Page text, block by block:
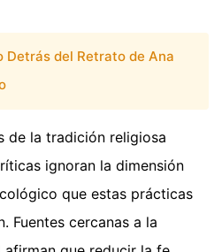
Detrás del Retrato de Ana
de la tradición religiosa
ignoran la dimensión
que estas prácticas
Fuentes cercanas a la